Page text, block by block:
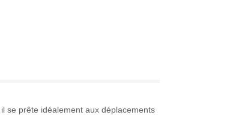
se prête idéalement aux déplacements